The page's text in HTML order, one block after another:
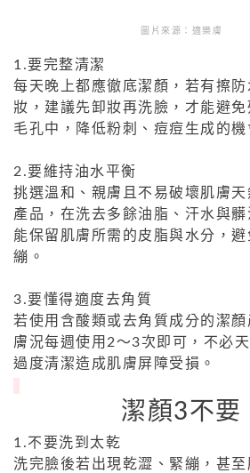
圖片來源：適樂膚
1.要完整清潔
每天晚上都應徹底潔顏，若有擦
妝，建議先卸妝再洗臉，才能避免
毛孔中，降低粉刺、痘痘生成的機
2.要維持油水平衡
挑選溫和、親膚且不易破壞肌膚天
產品，在洗去多餘油脂、汗水與髒
能保留肌膚所需的皮脂與水分，避
繃。
3.要懂得適度去角質
若使用含酸類或去角質成分的潔顏
膚況每週使用2～3次即可，不必
過度清潔造成肌膚屏障受損。
潔顏3不要
1.不要洗到太乾
洗完臉後若出現乾澀、緊繃，甚